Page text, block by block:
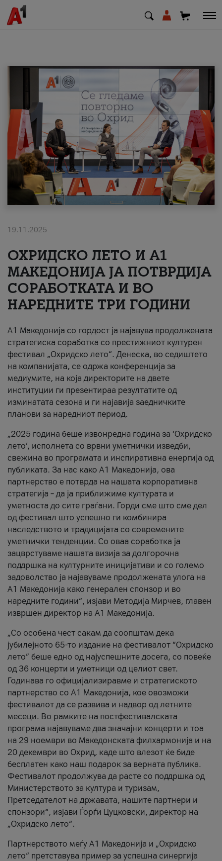
МК SQ
Приватни Деловни
Поддршка
Надополни кредит
#ПодобарОнлајн
19.11.2025
ОХРИДСКО ЛЕТО И A1
МАКЕДОНИЈА ЈА ПОТВРДИЈА
СОРАБОТКАТА И ВО
НАРЕДНИТЕ ТРИ ГОДИНИ
A1 Македонија со гордост ја најавува продолжената
стратегиска соработка со престижниот културен
фестивал „Охридско лето“. Денеска, во седиштето
на компанијата, се одржа конференција за
медиумите, на која директорите на двете
институции ги презентираа резултатите од
изминатата сезона и ги најавија заедничките
планови за наредниот период.
„2025 година беше извонредна година за ‘Охридско
лето’, исполнета со врвни уметнички изведби,
свежина во програмата и инспиративна енергија од
публиката. За нас како A1 Македонија, ова
партнерство е потврда на нашата корпоративна
стратегија – да ја приближиме културата и
уметноста до сите граѓани. Горди сме што сме дел
од фестивал што успешно ги комбинира
наследството и традицијата со современите
уметнички тенденции. Со оваа соработка ја
зацврстуваме нашата визија за долгорочна
поддршка на културните иницијативи и со големо
задоволство ја најавуваме продолжената улога на
A1 Македонија како генерален спонзор и во
наредните години“, изјави Методија Мирчев, главен
извршен директор на A1 Македонија.
„Со особена чест сакам да соопштам дека
јубилејното 65-то издание на фестивалот “Охридско
лето” беше едно од најуспешните досега, со повеќе
од 36 концерти и уметници од целиот свет.
Годинава го официјализиравме и стратегиското
партнерство со А1 Македонија, кое овозможи
фестивалот да се развива и надвор од летните
месеци. Во рамките на постфестивалската
програма најавуваме два значајни концерти и тоа
на 29 ноември во Македонската филхармонија и на
20 декември во Охрид, каде што влезот ќе биде
бесплатен како наш подарок за верната публика.
Фестивалот продолжува да расте со поддршка од
Министерството за култура и туризам,
Претседателот на државата, нашите партнери и
спонзори“, изјави Ѓорѓи Цуцковски, директор на
„Охридско лето“.
Партнерството меѓу A1 Македонија и „Охридско
лето“ претставува пример за успешна синергија